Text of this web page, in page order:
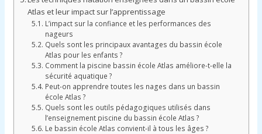
Atlas et leur impact sur l’apprentissage
L’impact sur la confiance et les performances des
nageurs
Quels sont les principaux avantages du bassin école
Atlas pour les enfants ?
Comment la piscine bassin école Atlas améliore-t-elle la
sécurité aquatique ?
Peut-on apprendre toutes les nages dans un bassin
école Atlas ?
Quels sont les outils pédagogiques utilisés dans
l’enseignement piscine du bassin école Atlas ?
Le bassin école Atlas convient-il à tous les âges ?